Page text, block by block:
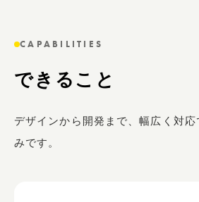
CAPABILITIES
できること
デザインから開発まで、幅広く対
みです。